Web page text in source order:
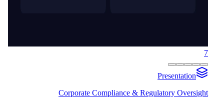
7
Presentation
Corporate Compliance & Regulatory Oversight